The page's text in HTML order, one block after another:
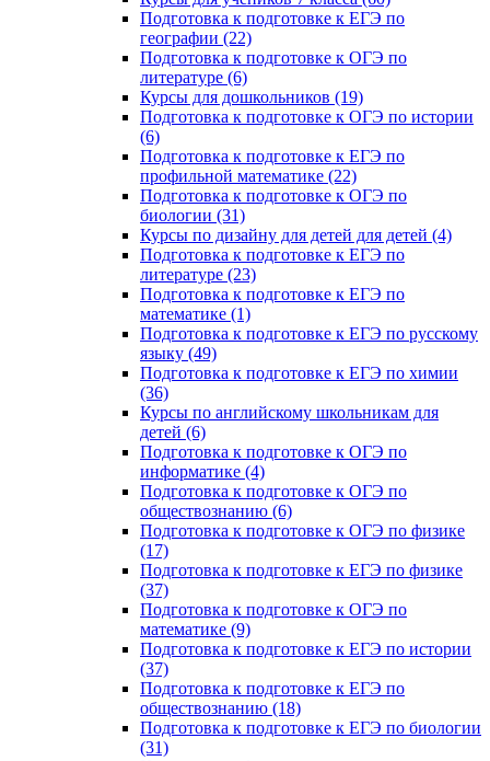
Подготовка к подготовке к ЕГЭ по
географии (22)
Подготовка к подготовке к ОГЭ по
литературе (6)
Курсы для дошкольников (19)
Подготовка к подготовке к ОГЭ по истории
(6)
Подготовка к подготовке к ЕГЭ по
профильной математике (22)
Подготовка к подготовке к ОГЭ по
биологии (31)
Курсы по дизайну для детей для детей (4)
Подготовка к подготовке к ЕГЭ по
литературе (23)
Подготовка к подготовке к ЕГЭ по
математике (1)
Подготовка к подготовке к ЕГЭ по русскому
языку (49)
Подготовка к подготовке к ЕГЭ по химии
(36)
Курсы по английскому школьникам для
детей (6)
Подготовка к подготовке к ОГЭ по
информатике (4)
Подготовка к подготовке к ОГЭ по
обществознанию (6)
Подготовка к подготовке к ОГЭ по физике
(17)
Подготовка к подготовке к ЕГЭ по физике
(37)
Подготовка к подготовке к ОГЭ по
математике (9)
Подготовка к подготовке к ЕГЭ по истории
(37)
Подготовка к подготовке к ЕГЭ по
обществознанию (18)
Подготовка к подготовке к ЕГЭ по биологии
(31)